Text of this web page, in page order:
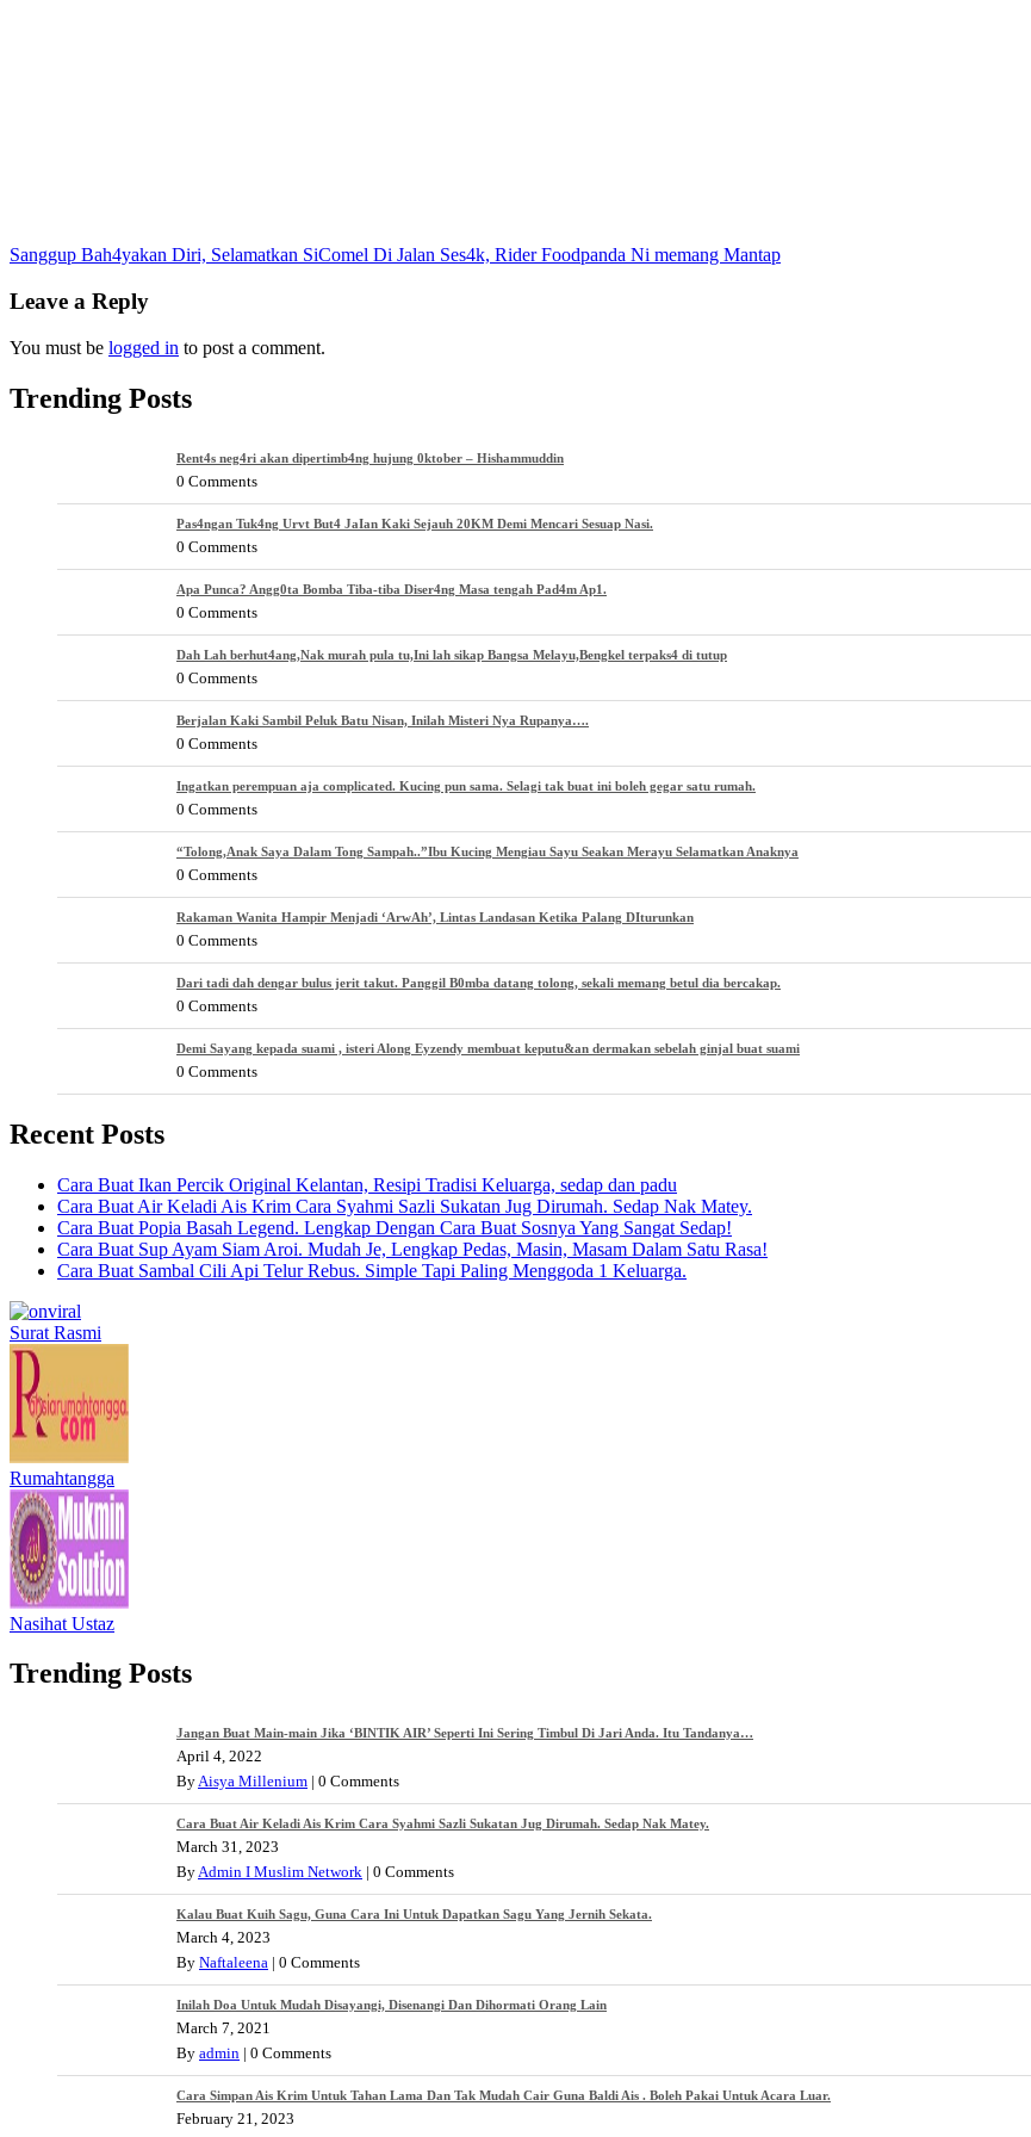
Post
navigation
Sanggup Bah4yakan Diri, Selamatkan SiComel Di Jalan Ses4k, Rider Foodpanda Ni memang Mantap
Leave a Reply
You must be logged in to post a comment.
Trending Posts
Rent4s neg4ri akan dipertimb4ng hujung 0ktober – Hishammuddin
0 Comments
Pas4ngan Tuk4ng Urvt But4 JaIan Kaki Sejauh 20KM Demi Mencari Sesuap Nasi.
0 Comments
Apa Punca? Angg0ta Bomba Tiba-tiba Diser4ng Masa tengah Pad4m Ap1.
0 Comments
Dah Lah berhut4ang,Nak murah pula tu,Ini lah sikap Bangsa Melayu,Bengkel terpaks4 di tutup
0 Comments
Berjalan Kaki Sambil Peluk Batu Nisan, Inilah Misteri Nya Rupanya….
0 Comments
Ingatkan perempuan aja complicated. Kucing pun sama. Selagi tak buat ini boleh gegar satu rumah.
0 Comments
“Tolong,Anak Saya Dalam Tong Sampah..”Ibu Kucing Mengiau Sayu Seakan Merayu Selamatkan Anaknya
0 Comments
Rakaman Wanita Hampir Menjadi ‘ArwAh’, Lintas Landasan Ketika Palang DIturunkan
0 Comments
Dari tadi dah dengar bulus jerit takut. Panggil B0mba datang tolong, sekali memang betul dia bercakap.
0 Comments
Demi Sayang kepada suami , isteri Along Eyzendy membuat keputu&an dermakan sebelah ginjal buat suami
0 Comments
Recent Posts
Cara Buat Ikan Percik Original Kelantan, Resipi Tradisi Keluarga, sedap dan padu
Cara Buat Air Keladi Ais Krim Cara Syahmi Sazli Sukatan Jug Dirumah. Sedap Nak Matey.
Cara Buat Popia Basah Legend. Lengkap Dengan Cara Buat Sosnya Yang Sangat Sedap!
Cara Buat Sup Ayam Siam Aroi. Mudah Je, Lengkap Pedas, Masin, Masam Dalam Satu Rasa!
Cara Buat Sambal Cili Api Telur Rebus. Simple Tapi Paling Menggoda 1 Keluarga.
Surat Rasmi
Rumahtangga
Nasihat Ustaz
Trending Posts
Jangan Buat Main-main Jika ‘BINTIK AIR’ Seperti Ini Sering Timbul Di Jari Anda. Itu Tandanya…
April 4, 2022
ByAisya Millenium | 0 Comments
Cara Buat Air Keladi Ais Krim Cara Syahmi Sazli Sukatan Jug Dirumah. Sedap Nak Matey.
March 31, 2023
ByAdmin I Muslim Network | 0 Comments
Kalau Buat Kuih Sagu, Guna Cara Ini Untuk Dapatkan Sagu Yang Jernih Sekata.
March 4, 2023
By Naftaleena | 0 Comments
Inilah Doa Untuk Mudah Disayangi, Disenangi Dan Dihormati Orang Lain
March 7, 2021
By admin | 0 Comments
Cara Simpan Ais Krim Untuk Tahan Lama Dan Tak Mudah Cair Guna Baldi Ais . Boleh Pakai Untuk Acara Luar.
February 21, 2023